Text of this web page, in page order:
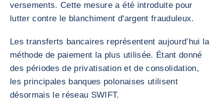
versements. Cette mesure a été introduite pour
lutter contre le blanchiment d'argent frauduleux.
Les transferts bancaires représentent aujourd’hui la
méthode de paiement la plus utilisée. Étant donné
des périodes de privatisation et de consolidation,
les principales banques polonaises utilisent
désormais le réseau SWIFT.